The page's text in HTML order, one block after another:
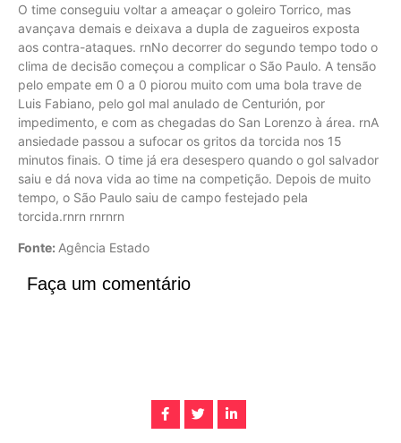
O time conseguiu voltar a ameaçar o goleiro Torrico, mas
avançava demais e deixava a dupla de zagueiros exposta
aos contra-ataques. rnNo decorrer do segundo tempo todo o
clima de decisão começou a complicar o São Paulo. A tensão
pelo empate em 0 a 0 piorou muito com uma bola trave de
Luis Fabiano, pelo gol mal anulado de Centurión, por
impedimento, e com as chegadas do San Lorenzo à área. rnA
ansiedade passou a sufocar os gritos da torcida nos 15
minutos finais. O time já era desespero quando o gol salvador
saiu e dá nova vida ao time na competição. Depois de muito
tempo, o São Paulo saiu de campo festejado pela
torcida.rnrn rnrnrn
Fonte: Agência Estado
Faça um comentário